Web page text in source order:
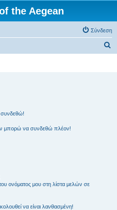
the Aegean
Σύνδεση
μπορώ να συνδεθώ πλέον!
ονόματος μου στη λίστα μελών σε
να είναι λανθασμένη!